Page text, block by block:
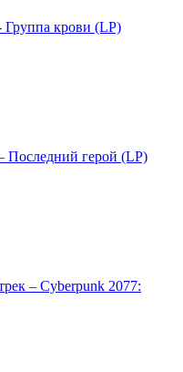
крови (LP)
Последний герой (LP)
– Cyberpunk 2077: